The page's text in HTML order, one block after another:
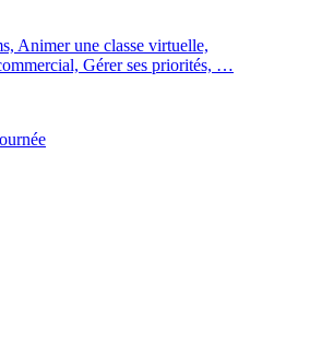
Animer une classe virtuelle,
Gérer ses priorités, …